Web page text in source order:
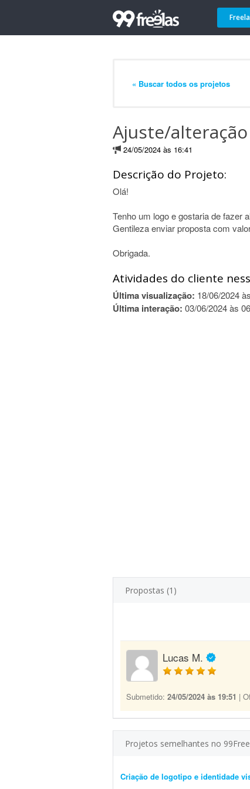
« Buscar todos os projetos
Ajuste/
24/05/2024 às 16:41
Descrição do Projeto:
Olá!
Tenho um logo e gostaria de fazer
Gentileza enviar proposta com
Obrigada.
Atividades do cliente
Última visualização: 18/06/2024
Última interação: 03/06/2024 às
Propostas (1)
Lucas M.
Submetido: 24/05/2024 às 19:51 |
Projetos semelhantes no
Criação de logotipo e identidade